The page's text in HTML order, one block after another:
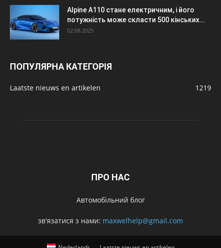
Alpine A110 стане електричним, і його
потужність може скласти 500 кінських...
02.08.2025
ПОПУЛЯРНА КАТЕГОРІЯ
Laatste nieuws en artikelen 1219
ПРО НАС
Автомобільний блог
зв'язатися з нами: maxwelhelp@gmail.com